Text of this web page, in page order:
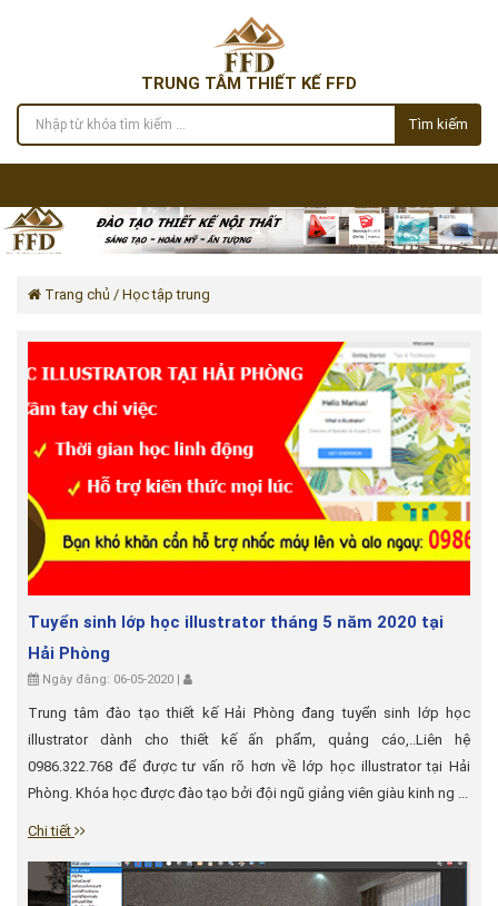
TRUNG TÂM THIẾT KẾ FFD
Tìm kiếm
Trang chủ / Học tập trung
Tuyển sinh lớp học illustrator tháng 5 năm 2020 tại
Hải Phòng
Ngày đăng: 06-05-2020 |
Trung tâm đào tạo thiết kế Hải Phòng đang tuyển sinh lớp học
illustrator dành cho thiết kế ấn phẩm, quảng cáo,..Liên hệ
0986.322.768 để được tư vấn rõ hơn về lớp học illustrator tại Hải
Phòng. Khóa học được đào tạo bởi đội ngũ giảng viên giàu kinh ng ...
Chi tiết